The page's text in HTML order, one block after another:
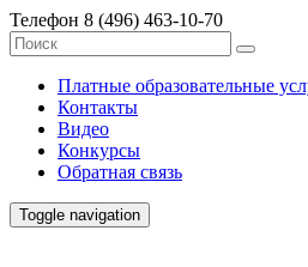
Телефон 8 (496) 463-10-70
Платные образовательные
Контакты
Видео
Конкурсы
Обратная связь
Toggle navigation